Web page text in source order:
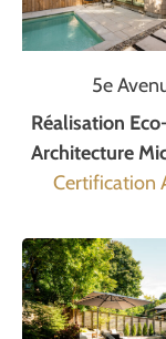
5e
Réalisation
Architecture
Certification